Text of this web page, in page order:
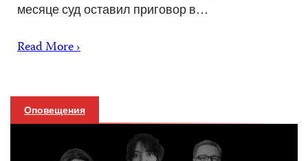
месяце суд оставил приговор в…
Read More ›
Оповещения